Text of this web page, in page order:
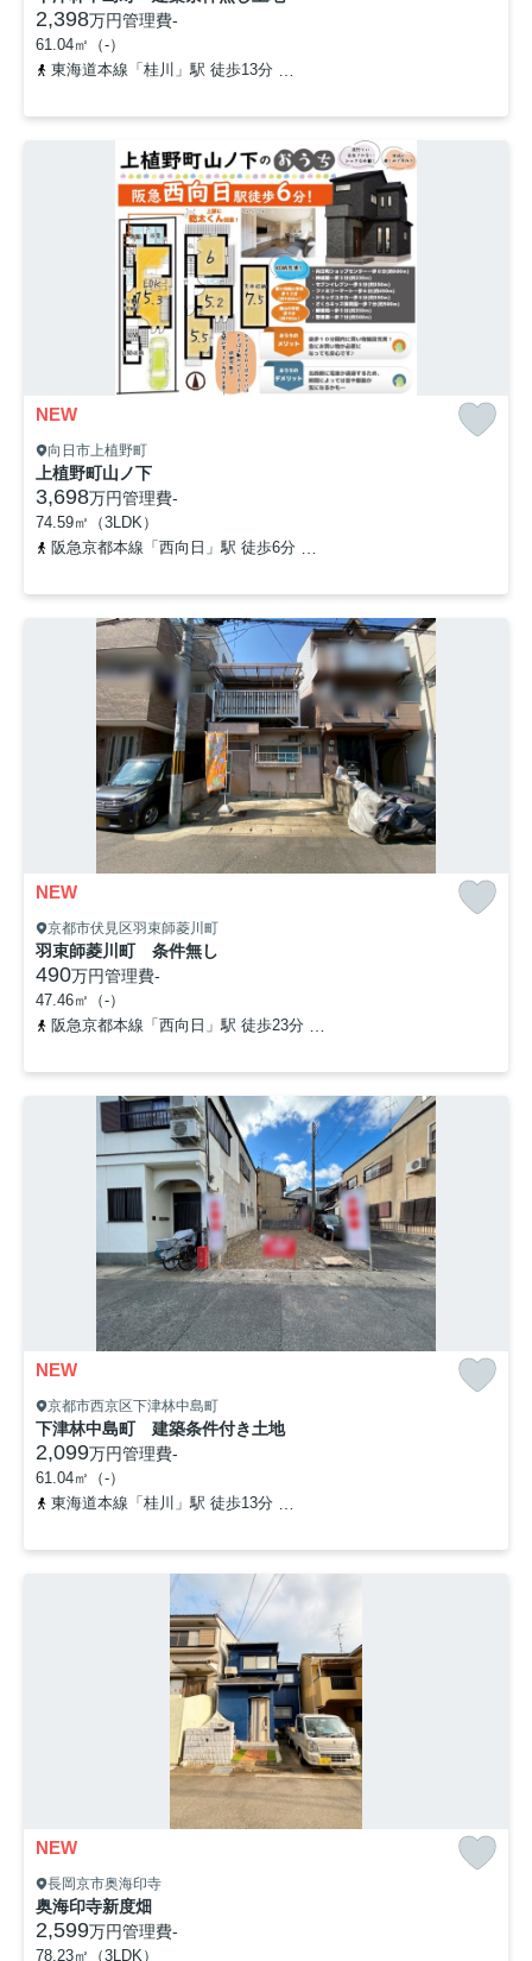
2,398万円管理費-
61.04㎡（-）
東海道本線「桂川」駅 徒歩13分
NEW
向日市上植野町
上植野町山ノ下
3,698万円管理費-
74.59㎡（3LDK）
阪急京都本線「西向日」駅 徒歩6分
NEW
京都市伏見区羽束師菱川町
羽束師菱川町 条件無し
490万円管理費-
47.46㎡（-）
阪急京都本線「西向日」駅 徒歩23分
NEW
京都市西京区下津林中島町
下津林中島町 建築条件付き土地
2,099万円管理費-
61.04㎡（-）
東海道本線「桂川」駅 徒歩13分
NEW
長岡京市奥海印寺
奥海印寺新度畑
2,599万円管理費-
78.23㎡（3LDK）